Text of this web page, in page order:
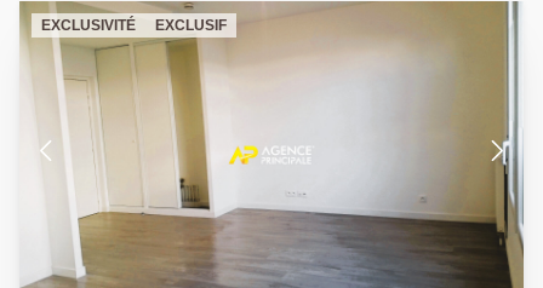
EXCLUSIVITÉ EXCLUSIF